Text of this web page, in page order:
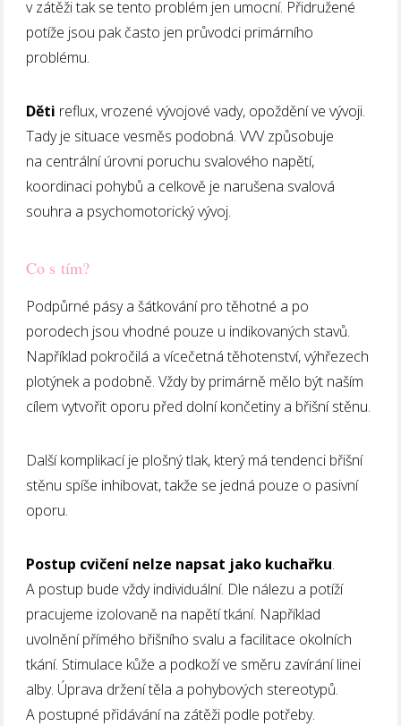
v zátěži tak se tento problém jen umocní. Přidružené
potíže jsou pak často jen průvodci primárního
problému.
Děti reflux, vrozené vývojové vady, opoždění ve vývoji.
Tady je situace vesměs podobná. VVV způsobuje
na centrální úrovni poruchu svalového napětí,
koordinaci pohybů a celkově je narušena svalová
souhra a psychomotorický vývoj.
Co s tím?
Podpůrné pásy a šátkování pro těhotné a po
porodech jsou vhodné pouze u indikovaných stavů.
Například pokročilá a vícečetná těhotenství, výhřezech
plotýnek a podobně. Vždy by primárně mělo být naším
cílem vytvořit oporu před dolní končetiny a břišní stěnu.
Další komplikací je plošný tlak, který má tendenci břišní
stěnu spíše inhibovat, takže se jedná pouze o pasivní
oporu.
Postup cvičení nelze napsat jako kuchařku.
A postup bude vždy individuální. Dle nálezu a potíží
pracujeme izolovaně na napětí tkání. Například
uvolnění přímého břišního svalu a facilitace okolních
tkání. Stimulace kůže a podkoží ve směru zavírání linei
alby. Úprava držení těla a pohybových stereotypů.
A postupné přidávání na zátěži podle potřeby.